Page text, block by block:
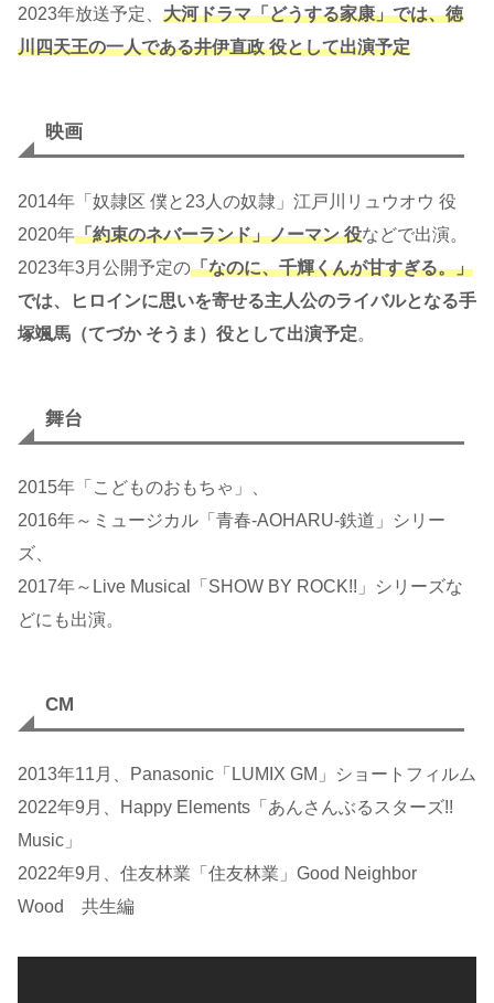
2023年放送予定、 大河ドラマ「どうする家康」では、徳
川四天王の一人である井伊直政 役として出演予定
映画
2014年「奴隷区 僕と23人の奴隷」江戸川リュウオウ 役
2020年「約束のネバーランド」ノーマン 役などで出演。
2023年3月公開予定の「なのに、千輝くんが甘すぎる。」
では、ヒロインに思いを寄せる主人公のライバルとなる手
塚颯馬（てづか そうま）役として出演予定。
舞台
2015年「こどものおもちゃ」、
2016年～ミュージカル「青春-AOHARU-鉄道」シリー
ズ、
2017年～Live Musical「SHOW BY ROCK!!」シリーズな
どにも出演。
CM
2013年11月、Panasonic「LUMIX GM」ショートフィルム
2022年9月、Happy Elements「あんさんぶるスターズ!!
Music」
2022年9月、住友林業「住友林業」Good Neighbor
Wood 共生編